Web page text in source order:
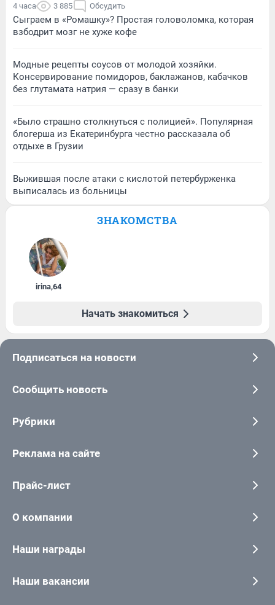
4 часа 3 885 Обсудить
Сыграем в «Ромашку»? Простая головоломка, которая
взбодрит мозг не хуже кофе
Модные рецепты соусов от молодой хозяйки.
Консервирование помидоров, баклажанов, кабачков
без глутамата натрия — сразу в банки
«Было страшно столкнуться с полицией». Популярная
блогерша из Екатеринбурга честно рассказала об
отдыхе в Грузии
Выжившая после атаки с кислотой петербурженка
выписалась из больницы
ЗНАКОМСТВА
irina,64
Начать знакомиться
Подписаться на новости
Сообщить новость
Рубрики
Реклама на сайте
Прайс-лист
О компании
Наши награды
Наши вакансии